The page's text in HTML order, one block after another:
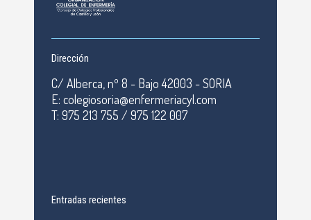
Dirección
C/ Alberca, nº 8 - Bajo 42003 - SORIA
E: colegiosoria@enfermeriacyl.com
T: 975 213 755 / 975 122 007
Entradas recientes